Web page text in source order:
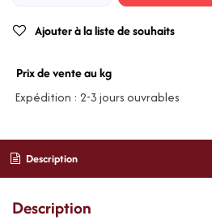
Ajouter à la liste de souhaits
Prix de vente au kg
Expédition : 2-3 jours ouvrables
Description
Description